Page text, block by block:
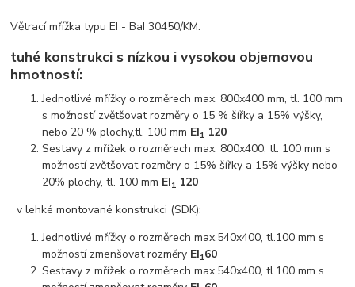
Větrací mřížka typu EI - BaI 30450/KM:
tuhé konstrukci s nízkou i vysokou objemovou
hmotností:
Jednotlivé mřížky o rozměrech max. 800x400 mm, tl. 100 mm
s možností zvětšovat rozměry o 15 % šířky a 15% výšky,
nebo 20 % plochy,tl. 100 mm EI1 120
Sestavy z mřížek o rozměrech max. 800x400, tl. 100 mm s
možností zvětšovat rozměry o 15% šířky a 15% výšky nebo
20% plochy, tl. 100 mm EI1 120
v lehké montované konstrukci (SDK):
Jednotlivé mřížky o rozměrech max.540x400, tl.100 mm s
možností zmenšovat rozměry EI160
Sestavy z mřížek o rozměrech max.540x400, tl.100 mm s